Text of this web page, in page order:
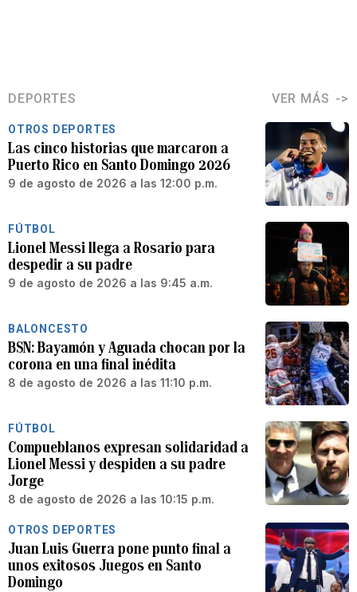
DEPORTES VER MÁS
OTROS DEPORTES
Las cinco historias que marcaron a
Puerto Rico en Santo Domingo 2026
9 de agosto de 2026 a las 12:00 p.m.
FÚTBOL
Lionel Messi llega a Rosario para
despedir a su padre
9 de agosto de 2026 a las 9:45 a.m.
BALONCESTO
BSN: Bayamón y Aguada chocan por la
corona en una final inédita
8 de agosto de 2026 a las 11:10 p.m.
FÚTBOL
Compueblanos expresan solidaridad a
Lionel Messi y despiden a su padre
Jorge
8 de agosto de 2026 a las 10:15 p.m.
OTROS DEPORTES
Juan Luis Guerra pone punto final a
unos exitosos Juegos en Santo
Domingo